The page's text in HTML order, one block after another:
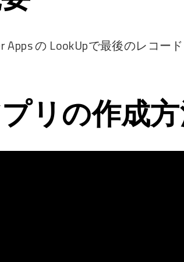
Apps の LookUpで最後のレコー
リの作成